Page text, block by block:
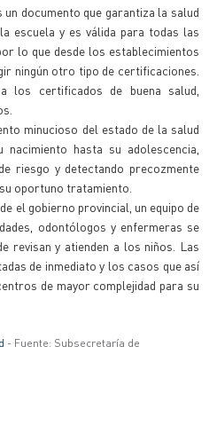
documento que garantiza la salud
escuela y es válida para todas las
lo que desde los establecimientos
ningún otro tipo de certificaciones.
los certificados de buena salud,
minucioso del estado de la salud
hasta su adolescencia,
riesgo y detectando precozmente
oportuno tratamiento.
el gobierno provincial, un equipo de
odontólogos y enfermeras se
revisan y atienden a los niños. Las
de inmediato y los casos que así
de mayor complejidad para su
- Fuente: Subsecretaría de